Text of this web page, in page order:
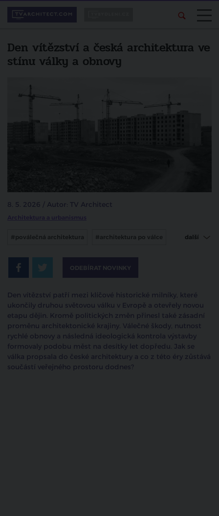
Den vítězství a česká architektura ve
stínu války a obnovy
8. 5. 2026 / Autor: TV Architect
Architektura a urbanismus
#poválečná architektura #architektura po válce
#Den vítězství
další
ODEBÍRAT NOVINKY
Den vítězství patří mezi klíčové historické milníky, které
ukončily druhou světovou válku v Evropě a otevřely novou
etapu dějin. Kromě politických změn přinesl také zásadní
proměnu architektonické krajiny. Válečné škody, nutnost
rychlé obnovy a následná ideologická kontrola výstavby
formovaly podobu měst na desítky let dopředu. Jak se
válka propsala do české architektury a co z této éry zůstává
součástí veřejného prostoru dodnes?